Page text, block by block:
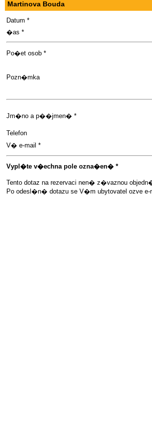
Martinova Bouda
Datum *
�as *
Po�et osob *
Pozn�mka
Jm�no a p��jmen� *
Telefon
V� e-mail *
Vypl�te v�echna pole ozna�en� *
Tento dotaz na rezervaci nen� z�vaznou
Po odesl�n� dotazu se V�m ubytovatel ozve